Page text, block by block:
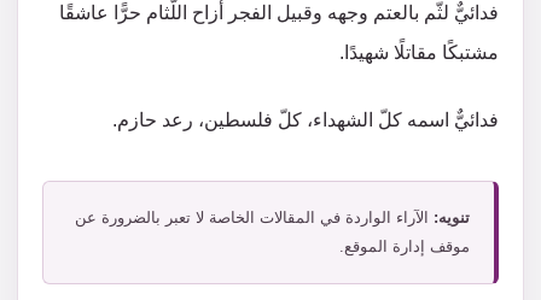
فدائيٌّ لثّم بالعتم وجهه وقبيل الفجر أزاح اللّثام حرًّا عاشقًا
مشتبكًا مقاتلًا شهيدًا.
فدائيٌّ اسمه كلّ الشهداء، كلّ فلسطين، رعد حازم.
تنويه: الآراء الواردة في المقالات الخاصة لا تعبر بالضرورة عن
موقف إدارة الموقع.